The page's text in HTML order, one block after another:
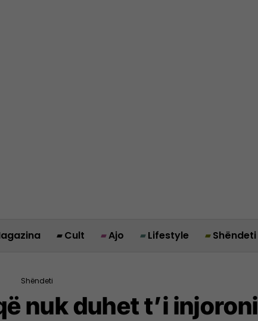
Cult Ajo Lifestyle Shëndeti
Shëndeti
nuk duhet t’i injoroni